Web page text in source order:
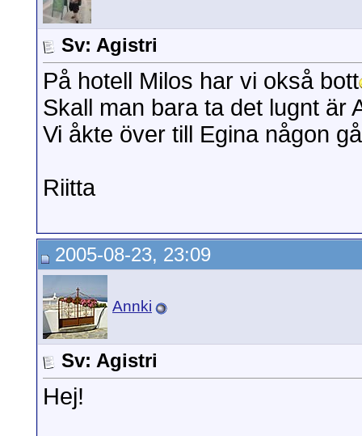
Sv: Agistri
På hotell Milos har vi okså bott
Skall man bara ta det lugnt är
Vi åkte över till Egina någon
Riitta
2005-08-23, 23:09
Annki
Sv: Agistri
Hej!